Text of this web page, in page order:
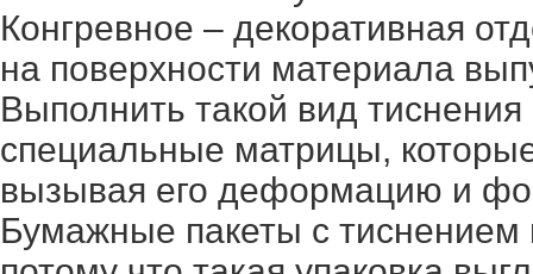
Конгревное – декоративная
на поверхности материала
Выполнить такой вид
специальные матрицы,
вызывая его деформацию и
Бумажные пакеты с тиснением